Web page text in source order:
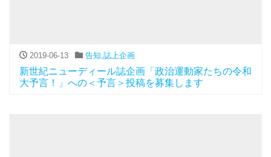
2019-06-13 告知,誌上企画
新世紀ニューディール誌企画「政治運動家たちの令和
大予言！」への＜予言＞投稿を募集します